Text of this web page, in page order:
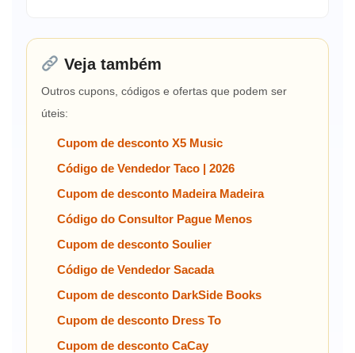
Veja também
Outros cupons, códigos e ofertas que podem ser
úteis:
Cupom de desconto X5 Music
Código de Vendedor Taco | 2026
Cupom de desconto Madeira Madeira
Código do Consultor Pague Menos
Cupom de desconto Soulier
Código de Vendedor Sacada
Cupom de desconto DarkSide Books
Cupom de desconto Dress To
Cupom de desconto CaCay